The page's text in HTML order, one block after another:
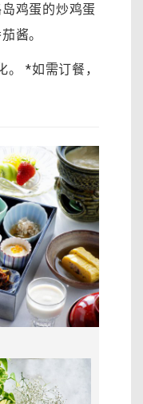
鸡蛋的炒鸡蛋
酱。
*如需订餐，